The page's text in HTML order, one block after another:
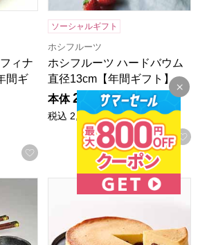
ィナ
間ギ
お気に入りに登録する
ソーシャルギフト
ホシフルーツ
ホシフルーツ ハードバウム
直径13cm【年間ギフト】
本体 2,000円
税込 2,160円
[MGKB1215-1]【年間ギフト】
ホシフルーツ 大人のチーズ